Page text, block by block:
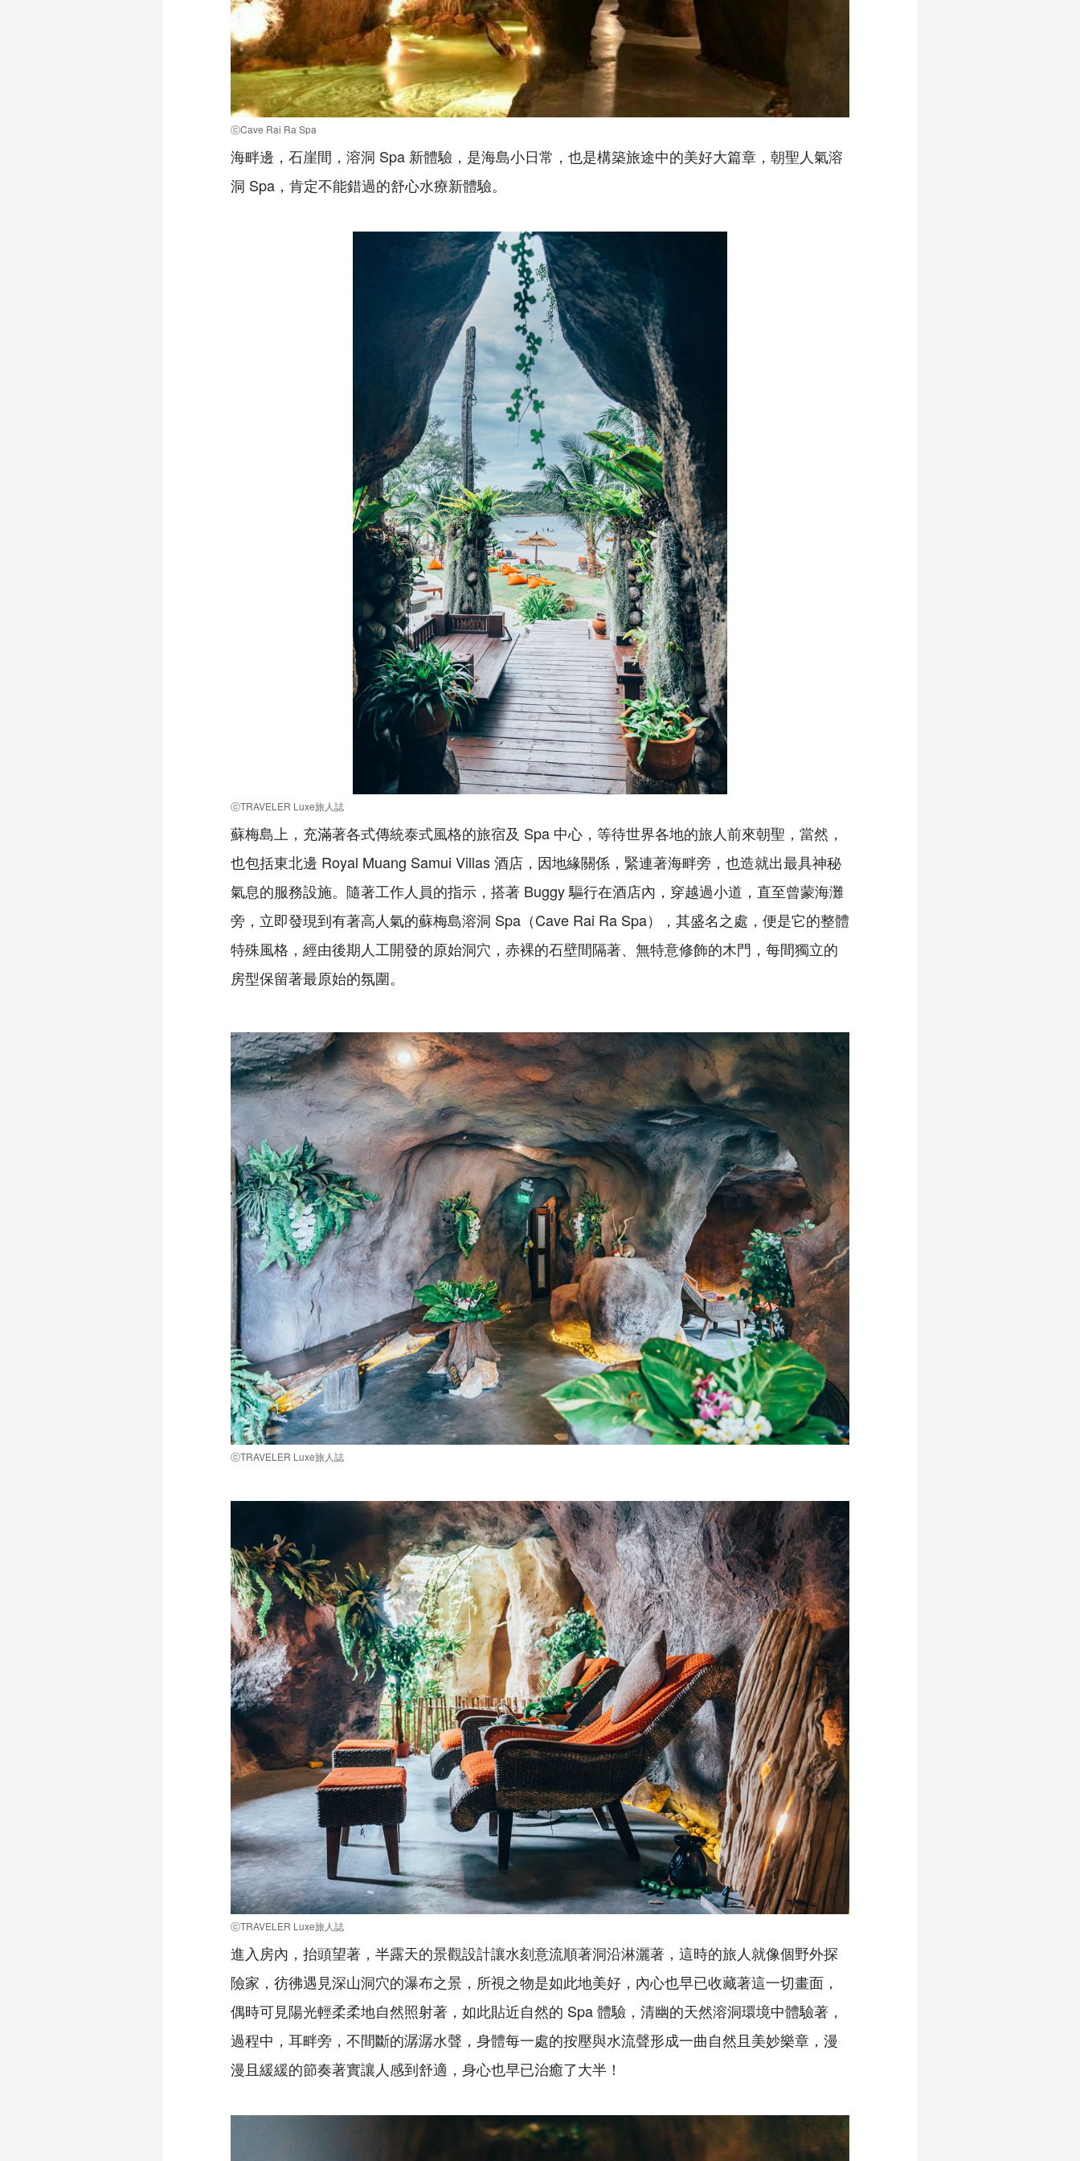
ⓒCave Rai Ra Spa
海畔邊，石崖間，溶洞 Spa 新體驗，是海島小日常，也是構築旅途中的美好大篇章，朝聖人氣溶
洞 Spa，肯定不能錯過的舒心水療新體驗。
ⓒTRAVELER Luxe旅人誌
蘇梅島上，充滿著各式傳統泰式風格的旅宿及 Spa 中心，等待世界各地的旅人前來朝聖，當然，
也包括東北邊 Royal Muang Samui Villas 酒店，因地緣關係，緊連著海畔旁，也造就出最具神秘
氣息的服務設施。隨著工作人員的指示，搭著 Buggy 驅行在酒店內，穿越過小道，直至曾蒙海灘
旁，立即發現到有著高人氣的蘇梅島溶洞 Spa（Cave Rai Ra Spa），其盛名之處，便是它的整體
特殊風格，經由後期人工開發的原始洞穴，赤裸的石壁間隔著、無特意修飾的木門，每間獨立的
房型保留著最原始的氛圍。
ⓒTRAVELER Luxe旅人誌
ⓒTRAVELER Luxe旅人誌
進入房內，抬頭望著，半露天的景觀設計讓水刻意流順著洞沿淋灑著，這時的旅人就像個野外探
險家，彷彿遇見深山洞穴的瀑布之景，所視之物是如此地美好，內心也早已收藏著這一切畫面，
偶時可見陽光輕柔柔地自然照射著，如此貼近自然的 Spa 體驗，清幽的天然溶洞環境中體驗著，
過程中，耳畔旁，不間斷的潺潺水聲，身體每一處的按壓與水流聲形成一曲自然且美妙樂章，漫
漫且緩緩的節奏著實讓人感到舒適，身心也早已治癒了大半！